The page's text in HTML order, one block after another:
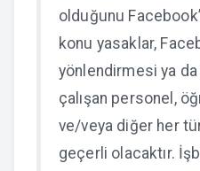
olduğunu
konu yasaklar,
yönlendirmesi ya
çalışan personel,
ve/veya diğer her
geçerli olacaktır.